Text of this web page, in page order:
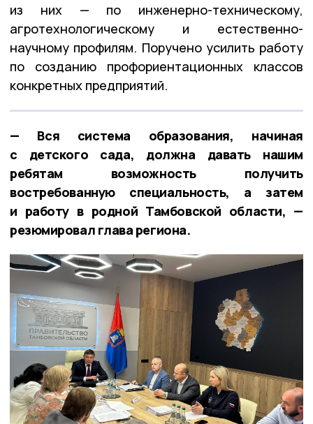
из них — по инженерно-техническому,
агротехнологическому и естественно-
научному профилям. Поручено усилить работу
по созданию профориентационных классов
конкретных предприятий.
— Вся система образования, начиная
с детского сада, должна давать нашим
ребятам возможность получить
востребованную специальность, а затем
и работу в родной Тамбовской области, —
резюмировал глава региона.